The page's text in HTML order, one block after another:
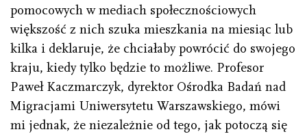
pomocowych w mediach społecznościowych
większość z nich szuka mieszkania na miesiąc lub
kilka i deklaruje, że chciałaby powrócić do swojego
kraju, kiedy tylko będzie to możliwe. Profesor
Paweł Kaczmarczyk, dyrektor Ośrodka Badań nad
Migracjami Uniwersytetu Warszawskiego, mówi
mi jednak, że niezależnie od tego, jak potoczą się